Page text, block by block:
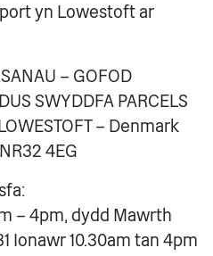
yn Lowestoft ar
– GOFOD
SWYDDFA PARCELS
– Denmark
4EG
– 4pm, dydd Mawrth
Ionawr 10.30am tan 4pm